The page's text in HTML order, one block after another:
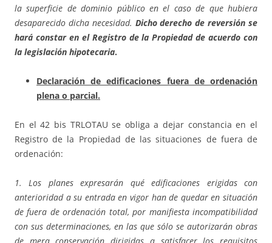
la superficie de dominio público en el caso de que hubiera
desaparecido dicha necesidad. Dicho derecho de reversión se
hará constar en el Registro de la Propiedad de acuerdo con
la legislación hipotecaria.
Declaración de edificaciones fuera de ordenación
plena o parcial.
En el 42 bis TRLOTAU se obliga a dejar constancia en el
Registro de la Propiedad de las situaciones de fuera de
ordenación:
1. Los planes expresarán qué edificaciones erigidas con
anterioridad a su entrada en vigor han de quedar en situación
de fuera de ordenación total, por manifiesta incompatibilidad
con sus determinaciones, en las que sólo se autorizarán obras